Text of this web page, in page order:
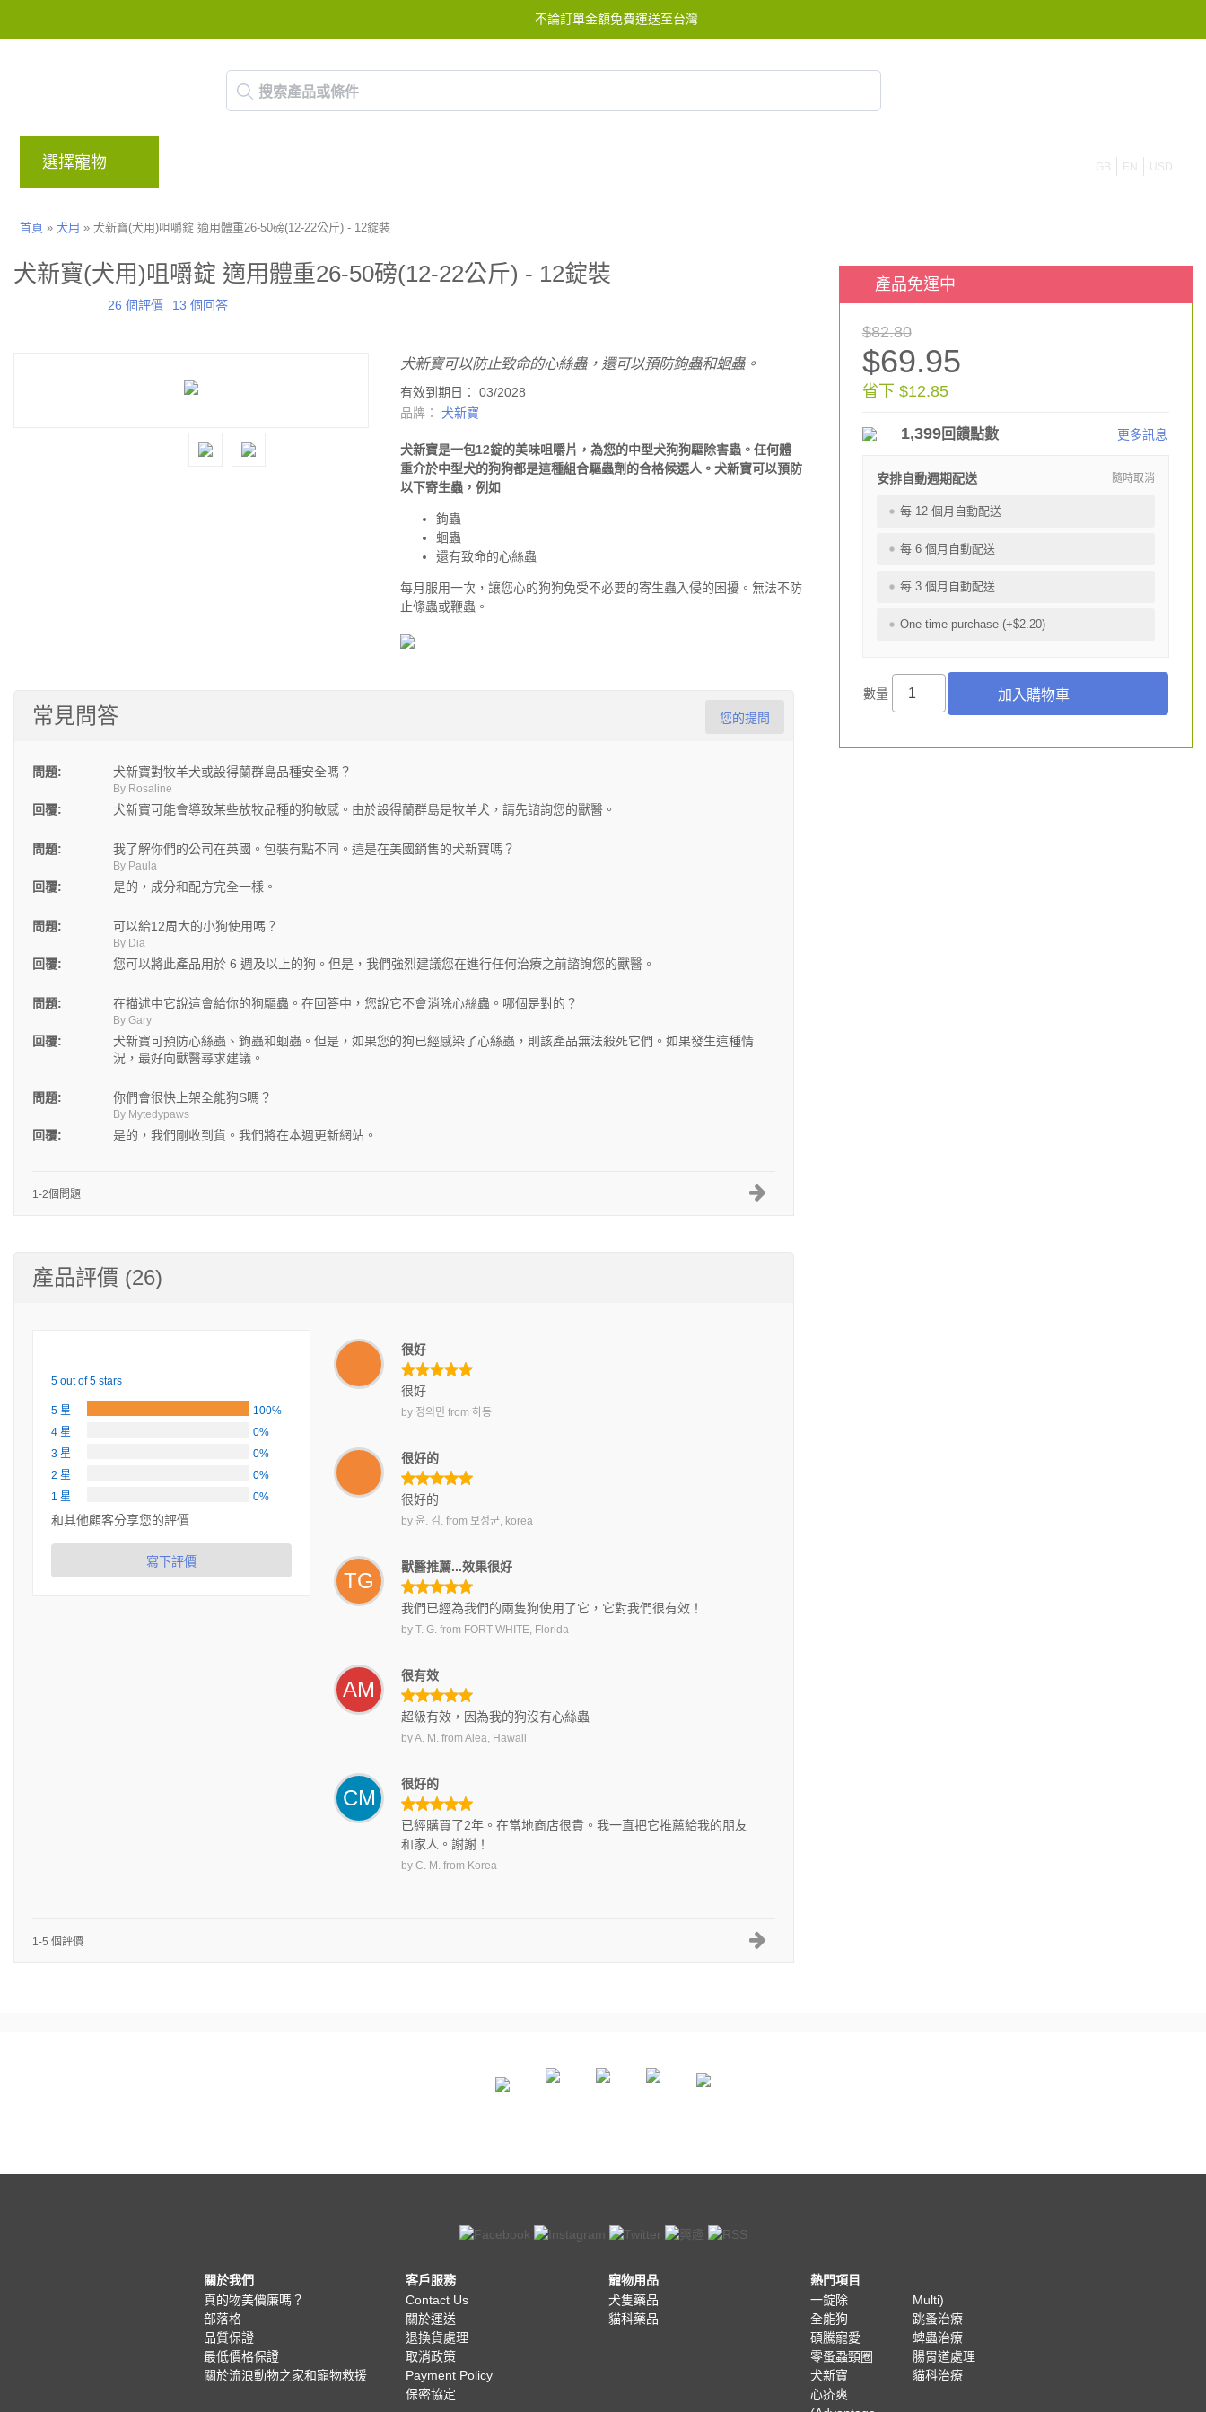
不論訂單金額免費運送至台灣
選擇寵物 GB EN USD
首頁 » 犬用 » 犬新寶(犬用)咀嚼錠 適用體重26-50磅(12-22公斤) - 12錠裝
犬新寶(犬用)咀嚼錠 適用體重26-50磅(12-22公斤) - 12錠裝
26 個評價 13 個回答
犬新寶可以防止致命的心絲蟲，還可以預防鉤蟲和蛔蟲。
有效到期日： 03/2028
品牌：
犬新寶
犬新寶是一包12錠的美味咀嚼片，為您的中型犬狗狗驅除害蟲。任何體
重介於中型犬的狗狗都是這種組合驅蟲劑的合格候選人。犬新寶可以預防
以下寄生蟲，例如
鉤蟲
蛔蟲
還有致命的心絲蟲
每月服用一次，讓您心的狗狗免受不必要的寄生蟲入侵的困擾。無法不防
止絛蟲或鞭蟲。
常見問答 您的提問
問題: 犬新寶對牧羊犬或設得蘭群島品種安全嗎？
By Rosaline
回覆: 犬新寶可能會導致某些放牧品種的狗敏感。由於設得蘭群島是牧羊犬，請先諮詢您的獸醫。
問題: 我了解你們的公司在英國。包裝有點不同。這是在美國銷售的犬新寶嗎？
By Paula
回覆: 是的，成分和配方完全一樣。
問題: 可以給12周大的小狗使用嗎？
By Dia
回覆: 您可以將此產品用於 6 週及以上的狗。但是，我們強烈建議您在進行任何治療之前諮詢您的獸醫。
問題: 在描述中它說這會給你的狗驅蟲。在回答中，您說它不會消除心絲蟲。哪個是對的？
By Gary
回覆:
犬新寶可預防心絲蟲、鉤蟲和蛔蟲。但是，如果您的狗已經感染了心絲蟲，則該產品無法殺死它們。如果發生這種情
況，最好向獸醫尋求建議。
問題: 你們會很快上架全能狗S嗎？
By Mytedypaws
回覆: 是的，我們剛收到貨。我們將在本週更新網站。
1-2個問題
產品評價 (26)
5 out of 5 stars
5 星
100%
4 星
0%
3 星
0%
2 星
0%
1 星
0%
和其他顧客分享您的評價
寫下評價
很好
很好
by 정의민 from하동
很好的
很好的
by윤. 김. from보성군, korea
TG
獸醫推薦...效果很好
我們已經為我們的兩隻狗使用了它，它對我們很有效！
byT. G. from FORT WHITE, Florida
AM
很有效
超級有效，因為我的狗沒有心絲蟲
byA. M. fromAiea, Hawaii
CM
很好的
已經購買了2年。在當地商店很貴。我一直把它推薦給我的朋友
和家人。謝謝！
byC. M. from Korea
1-5 個評價
產品免運中
$82.80
$69.95
省下 $12.85
1,399回饋點數 更多訊息
隨時取消
安排自動週期配送
每 12 個月自動配送
每 6 個月自動配送
每 3 個月自動配送
One time purchase (+$2.20)
數量
關於我們
真的物美價廉嗎？
部落格
品質保證
最低價格保證
關於流浪動物之家和寵物救援
客戶服務
Contact Us
關於運送
退換貨處理
取消政策
Payment Policy
保密協定
寵物用品
犬隻藥品
貓科藥品
熱門項目
一錠除
全能狗
碩騰寵愛
零蚤蝨頸圈
犬新寶
心疥爽
Multi)
跳蚤治療
蜱蟲治療
腸胃道處理
貓科治療